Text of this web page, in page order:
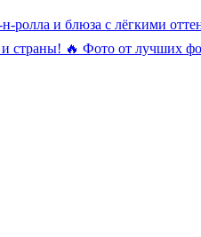
и блюза с лёгкими
🔥 Фото от лучших